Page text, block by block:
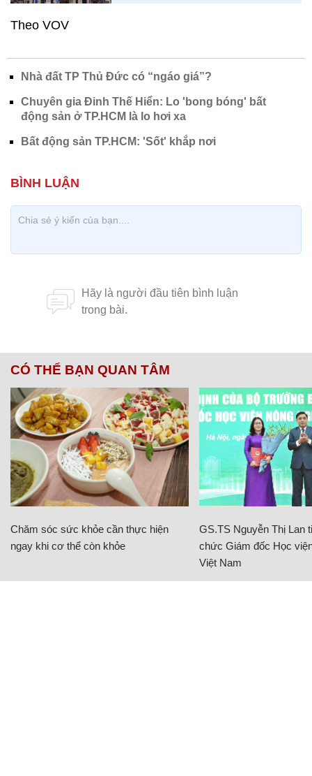
Theo VOV
Nhà đất TP Thủ Đức có “ngáo giá”?
Chuyên gia Đinh Thế Hiển: Lo 'bong bóng' bất
động sản ở TP.HCM là lo hơi xa
Bất động sản TP.HCM: 'Sốt' khắp nơi
CÓ THỂ BẠN QUAN TÂM
Chăm sóc sức khỏe cần thực hiện
ngay khi cơ thể còn khỏe
GS.TS Nguyễn Thị Lan
chức Giám đốc Học
Việt Nam